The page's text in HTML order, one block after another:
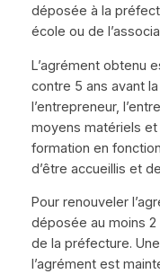
déposée à la
école ou de
L’agrément obtenu
contre 5 ans avant
l’entrepreneur,
moyens matériels et
formation en
d’être accueillis et
Pour renouveler
déposée au moins
de la préfecture.
l’agrément est